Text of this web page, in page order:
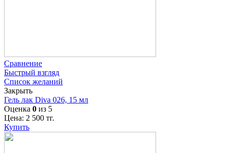
Сравнение
Быстрый взгляд
Список желаний
Закрыть
Гель лак Diva 026, 15 мл
Оценка 0 из 5
Цена: 2 500 тг.
Купить